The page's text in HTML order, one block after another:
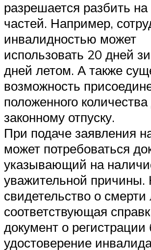
разрешается разбить на
частей. Например,
инвалидностью может
использовать 20 дней
дней летом. А также
возможность
положенного
законному отпуску.
При подаче заявления
может потребоваться
указывающий на
уважительной причины.
свидетельство о
соответствующая
документ о регистрации
удостоверение